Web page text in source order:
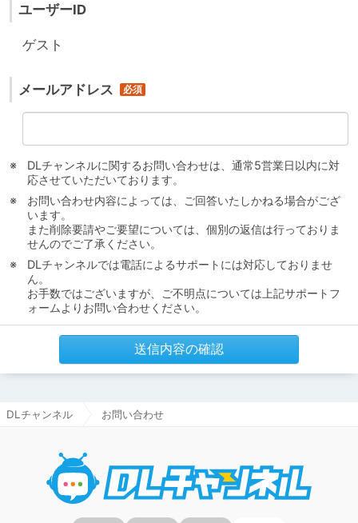
ユーザーID
ゲスト
メールアドレス
DLチャンネルに関するお問い合わせは、通常5営業日以内に対
応させていただいております。
お問い合わせ内容によっては、ご回答いたしかねる場合がござ
います。
また削除要請やご要望については、個別の返信は行っておりま
せんのでご了承ください。
DLチャンネルでは電話によるサポートには対応しておりませ
ん。
お手数ではございますが、ご不明点については上記サポートフ
ォームよりお問い合わせください。
送信内容の確認
DLチャンネル お問い合わせ